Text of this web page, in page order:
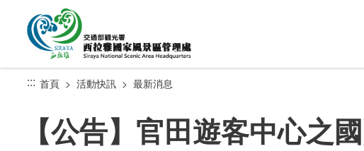
::: 首頁 活動快訊 最新消息
【公告】官田遊客中心之